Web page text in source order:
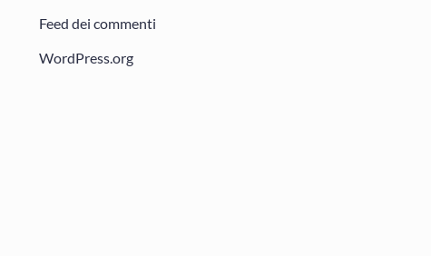
Feed dei commenti
WordPress.org